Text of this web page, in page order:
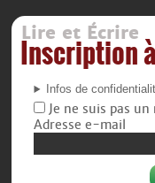
Lire et Écrire
Inscription
Infos de
Je ne suis pas un
Adresse e-mail